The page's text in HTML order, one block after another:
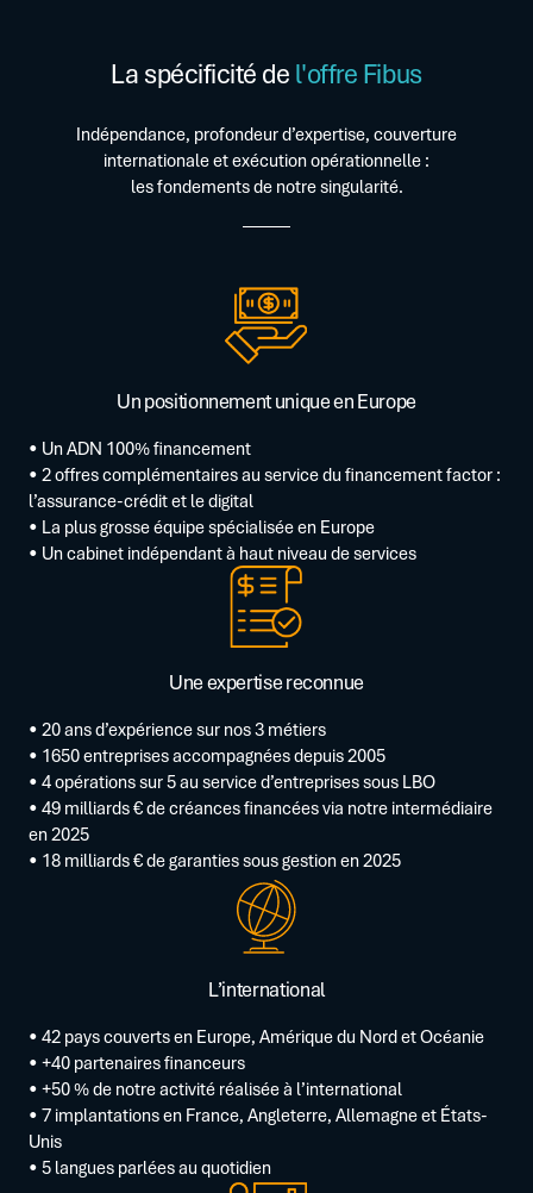
La spécificité del'offre Fibus
Indépendance, profondeur d’expertise, couverture
internationale et exécution opérationnelle :
les fondements de notre singularité.
Un positionnement unique en Europe
• Un ADN 100% financement
• 2 offres complémentaires au service du financement factor :
l’assurance-crédit et le digital
• La plus grosse équipe spécialisée en Europe
• Un cabinet indépendant à haut niveau de services
Une expertise reconnue
• 20 ans d’expérience sur nos 3 métiers
• 1650 entreprises accompagnées depuis 2005
• 4 opérations sur 5 au service d’entreprises sous LBO
• 49 milliards € de créances financées via notre intermédiaire
en 2025
• 18 milliards € de garanties sous gestion en 2025
L’international
• 42 pays couverts en Europe, Amérique du Nord et Océanie
• +40 partenaires financeurs
• +50 % de notre activité réalisée à l’international
• 7 implantations en France, Angleterre, Allemagne et États-
Unis
• 5 langues parlées au quotidien